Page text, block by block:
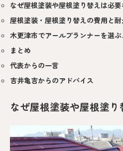
なぜ屋根塗装や屋根塗り替えは必要
屋根塗装・屋根塗り替えの費用と
木更津市でアールプランナーを選
まとめ
代表からの一言
吉井亀吉からのアドバイス
なぜ屋根塗装や屋根塗